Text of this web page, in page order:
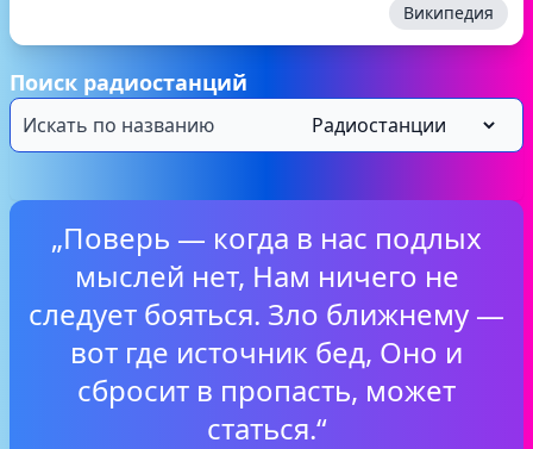
Википедия
Поиск радиостанций
„Поверь — когда в нас подлых
мыслей нет, Нам ничего не
следует бояться. Зло ближнему —
вот где источник бед, Оно и
сбросит в пропасть, может
статься.“